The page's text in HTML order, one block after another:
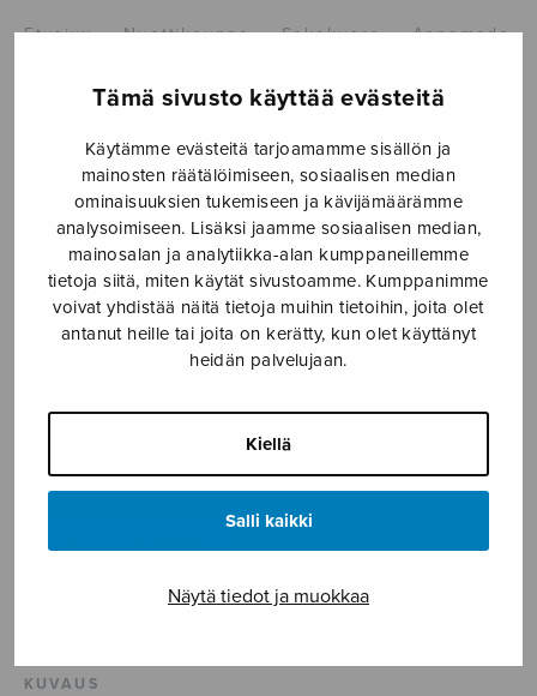
Tämä sivusto käyttää evästeitä
Käytämme evästeitä tarjoamamme sisällön ja
mainosten räätälöimiseen, sosiaalisen median
ominaisuuksien tukemiseen ja kävijämäärämme
analysoimiseen. Lisäksi jaamme sosiaalisen median,
mainosalan ja analytiikka-alan kumppaneillemme
tietoja siitä, miten käytät sivustoamme. Kumppanimme
voivat yhdistää näitä tietoja muihin tietoihin, joita olet
antanut heille tai joita on kerätty, kun olet käyttänyt
heidän palvelujaan.
Kiellä
Salli kaikki
Näytä tiedot ja muokkaa
Etusivu › Nuottikauppa › Sekakuoro › Appamado
Appamado
10,50€
Appamado
KUVAUS